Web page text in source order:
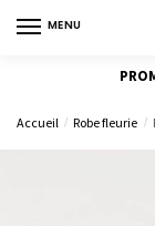
MENU
Accueil / Robe fleurie /